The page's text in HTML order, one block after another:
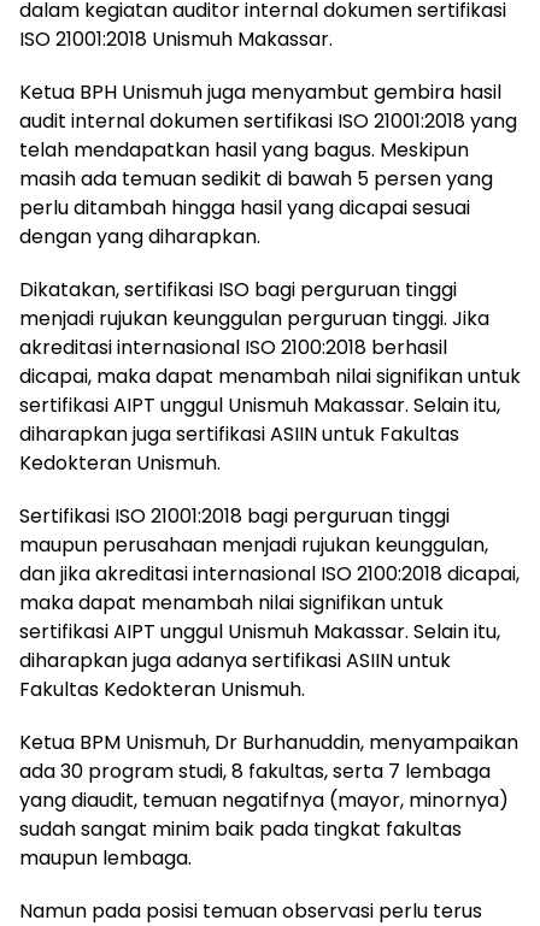
dalam kegiatan auditor internal dokumen sertifikasi
ISO 21001:2018 Unismuh Makassar.
Ketua BPH Unismuh juga menyambut gembira hasil
audit internal dokumen sertifikasi ISO 21001:2018 yang
telah mendapatkan hasil yang bagus. Meskipun
masih ada temuan sedikit di bawah 5 persen yang
perlu ditambah hingga hasil yang dicapai sesuai
dengan yang diharapkan.
Dikatakan, sertifikasi ISO bagi perguruan tinggi
menjadi rujukan keunggulan perguruan tinggi. Jika
akreditasi internasional ISO 2100:2018 berhasil
dicapai, maka dapat menambah nilai signifikan untuk
sertifikasi AIPT unggul Unismuh Makassar. Selain itu,
diharapkan juga sertifikasi ASIIN untuk Fakultas
Kedokteran Unismuh.
Sertifikasi ISO 21001:2018 bagi perguruan tinggi
maupun perusahaan menjadi rujukan keunggulan,
dan jika akreditasi internasional ISO 2100:2018 dicapai,
maka dapat menambah nilai signifikan untuk
sertifikasi AIPT unggul Unismuh Makassar. Selain itu,
diharapkan juga adanya sertifikasi ASIIN untuk
Fakultas Kedokteran Unismuh.
Ketua BPM Unismuh, Dr Burhanuddin, menyampaikan
ada 30 program studi, 8 fakultas, serta 7 lembaga
yang diaudit, temuan negatifnya (mayor, minornya)
sudah sangat minim baik pada tingkat fakultas
maupun lembaga.
Namun pada posisi temuan observasi perlu terus